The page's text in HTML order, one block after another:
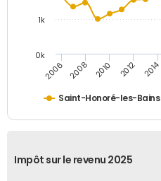
Saint-Honoré-les-Bains
2006 2008 2010 2012 2014
0k
1k
Impôt sur le revenu 2025